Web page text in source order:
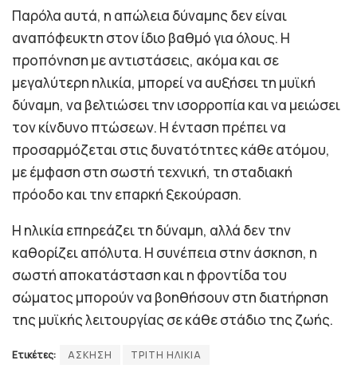
Παρόλα αυτά, η απώλεια δύναμης δεν είναι
αναπόφευκτη στον ίδιο βαθμό για όλους. Η
προπόνηση με αντιστάσεις, ακόμα και σε
μεγαλύτερη ηλικία, μπορεί να αυξήσει τη μυϊκή
δύναμη, να βελτιώσει την ισορροπία και να μειώσει
τον κίνδυνο πτώσεων. Η ένταση πρέπει να
προσαρμόζεται στις δυνατότητες κάθε ατόμου,
με έμφαση στη σωστή τεχνική, τη σταδιακή
πρόοδο και την επαρκή ξεκούραση.
Η ηλικία επηρεάζει τη δύναμη, αλλά δεν την
καθορίζει απόλυτα. Η συνέπεια στην άσκηση, η
σωστή αποκατάσταση και η φροντίδα του
σώματος μπορούν να βοηθήσουν στη διατήρηση
της μυϊκής λειτουργίας σε κάθε στάδιο της ζωής.
Ετικέτες: ΑΣΚΗΣΗ ΤΡΙΤΗ ΗΛΙΚΙΑ